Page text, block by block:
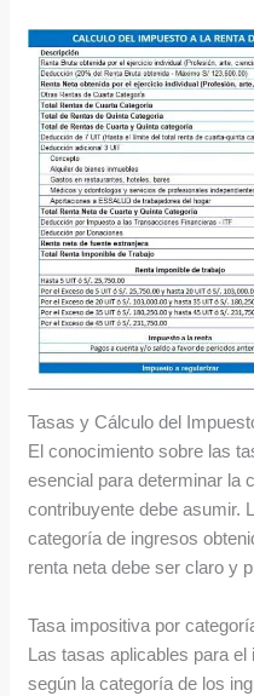
Tasas y Cálculo del
El conocimiento sobre las
esencial para determinar la
contribuyente debe asumir.
categoría de ingresos
renta neta debe ser claro y
Tasa impositiva por
Las tasas aplicables para
según la categoría de los